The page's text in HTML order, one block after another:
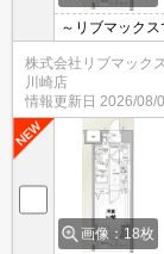
～リブマック
てご紹介～
株式会社リブマック
川崎店
情報更新日 2026/08/
画像：18枚